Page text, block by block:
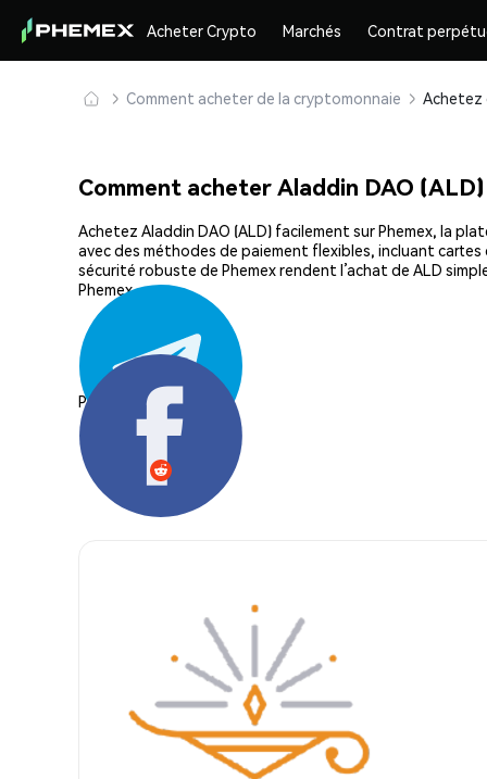
Acheter Crypto Marchés Contrat
Comment acheter de la cryptomonnaie
Comment acheter Aladdin DAO
Achetez Aladdin DAO (ALD) facilement sur Phemex, la
avec des méthodes de paiement flexibles, incluant
sécurité robuste de Phemex rendent l’achat de ALD
Phemex.
Partager: